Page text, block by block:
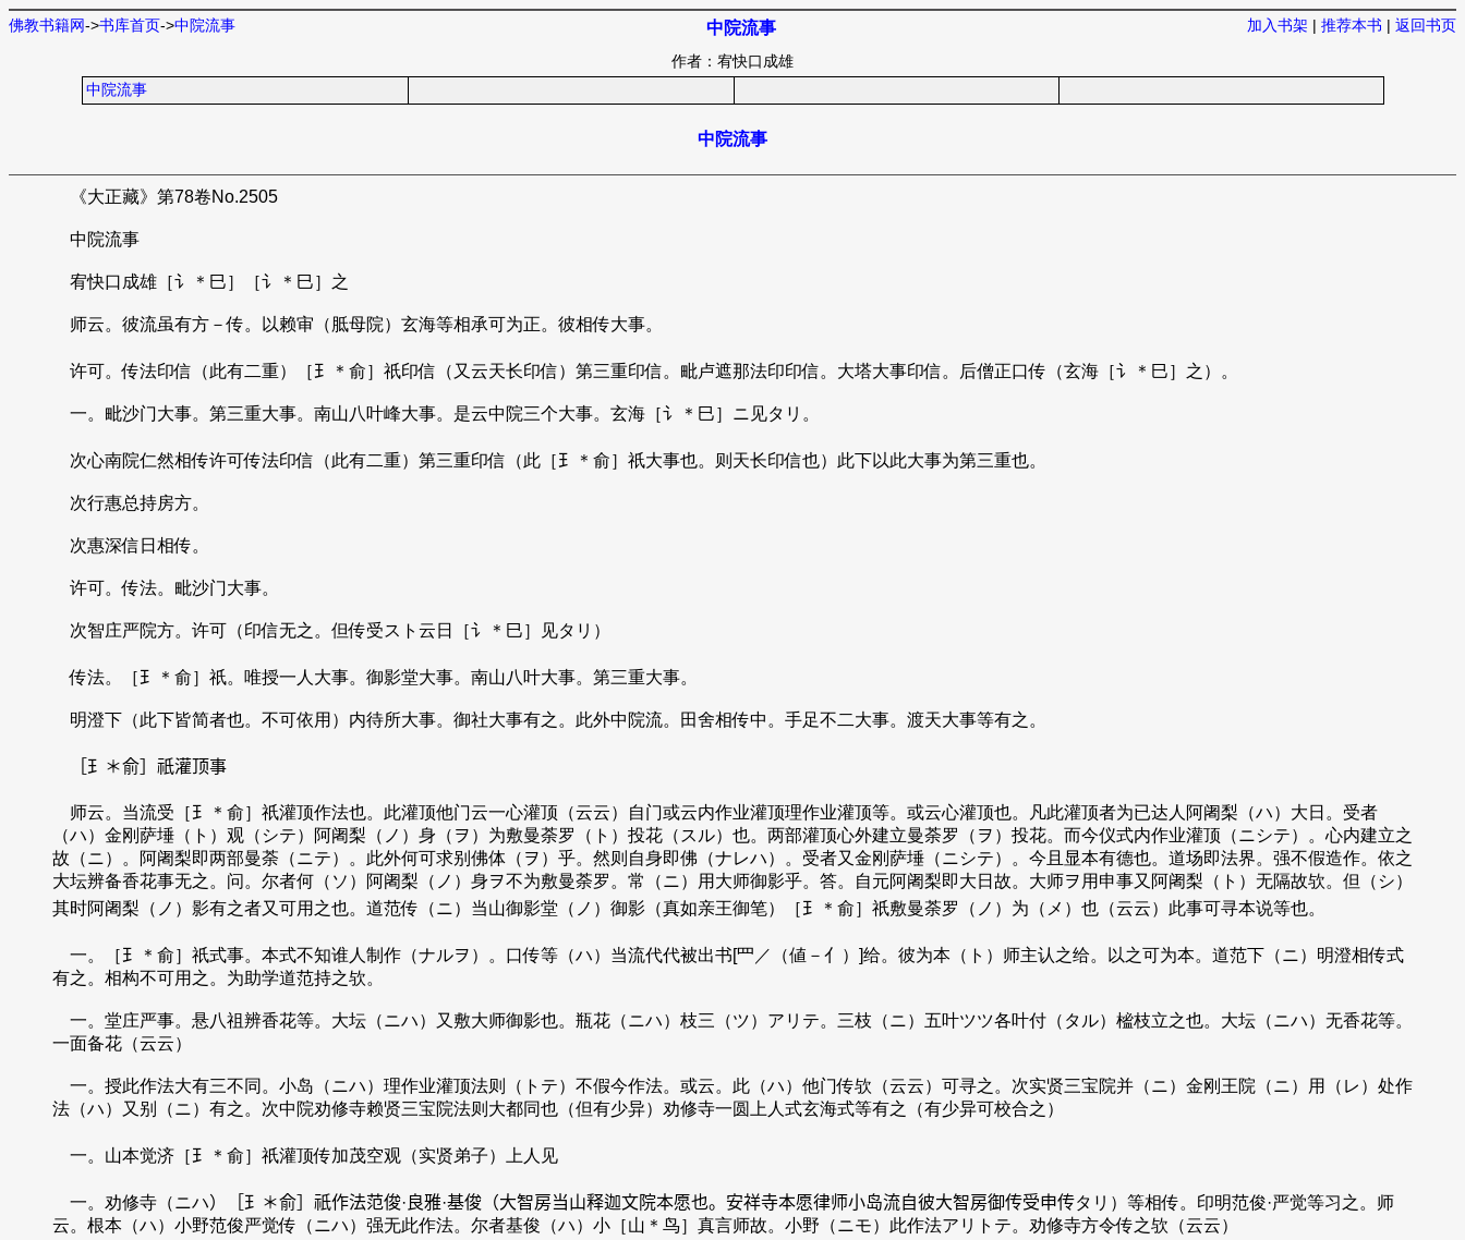
佛教书籍网->书库首页->中院流事 加入书架 | 推荐本书 | 返回书页
中院流事
作者：宥快口成雄
中院流事
中院流事
《大正藏》第78卷No.2505
中院流事
宥快口成雄［讠＊巳］［讠＊巳］之
师云。彼流虽有方－传。以赖审（胝母院）玄海等相承可为正。彼相传大事。
许可。传法印信（此有二重）［𤣩＊俞］祇印信（又云天长印信）第三重印信。毗卢遮那法印印信。大塔大事印信。后僧正口传（玄海［讠＊巳］之）。
一。毗沙门大事。第三重大事。南山八叶峰大事。是云中院三个大事。玄海［讠＊巳］ニ见タリ。
次心南院仁然相传许可传法印信（此有二重）第三重印信（此［𤣩＊俞］祇大事也。则天长印信也）此下以此大事为第三重也。
次行惠总持房方。
次惠深信日相传。
许可。传法。毗沙门大事。
次智庄严院方。许可（印信无之。但传受スト云日［讠＊巳］见タリ）
传法。［𤣩＊俞］祇。唯授一人大事。御影堂大事。南山八叶大事。第三重大事。
明澄下（此下皆简者也。不可依用）内待所大事。御社大事有之。此外中院流。田舍相传中。手足不二大事。渡天大事等有之。
［𤣩＊俞］祇灌顶事
师云。当流受［𤣩＊俞］祇灌顶作法也。此灌顶他门云一心灌顶（云云）自门或云内作业灌顶理作业灌顶等。或云心灌顶也。凡此灌顶者为已达人阿阇梨（ハ）大日。受者
（ハ）金刚萨埵（ト）观（シテ）阿阇梨（ノ）身（ヲ）为敷曼荼罗（ト）投花（スル）也。两部灌顶心外建立曼荼罗（ヲ）投花。而今仪式内作业灌顶（ニシテ）。心内建立之
故（ニ）。阿阇梨即两部曼荼（ニテ）。此外何可求别佛体（ヲ）乎。然则自身即佛（ナレハ）。受者又金刚萨埵（ニシテ）。今且显本有德也。道场即法界。强不假造作。依之
大坛辨备香花事无之。问。尔者何（ソ）阿阇梨（ノ）身ヲ不为敷曼荼罗。常（ニ）用大师御影乎。答。自元阿阇梨即大日故。大师ヲ用申事又阿阇梨（ト）无隔故欤。但（シ）
其时阿阇梨（ノ）影有之者又可用之也。道范传（ニ）当山御影堂（ノ）御影（真如亲王御笔）［𤣩＊俞］祇敷曼荼罗（ノ）为（メ）也（云云）此事可寻本说等也。
一。［𤣩＊俞］祇式事。本式不知谁人制作（ナルヲ）。口传等（ハ）当流代代被出书[罒／（値－亻）]给。彼为本（ト）师主认之给。以之可为本。道范下（ニ）明澄相传式
有之。相构不可用之。为助学道范持之欤。
一。堂庄严事。悬八祖辨香花等。大坛（ニハ）又敷大师御影也。瓶花（ニハ）枝三（ツ）アリテ。三枝（ニ）五叶ツツ各叶付（タル）榓枝立之也。大坛（ニハ）无香花等。
一面备花（云云）
一。授此作法大有三不同。小岛（ニハ）理作业灌顶法则（トテ）不假今作法。或云。此（ハ）他门传欤（云云）可寻之。次实贤三宝院并（ニ）金刚王院（ニ）用（レ）处作
法（ハ）又别（ニ）有之。次中院劝修寺赖贤三宝院法则大都同也（但有少异）劝修寺一圆上人式玄海式等有之（有少异可校合之）
一。山本觉济［𤣩＊俞］祇灌顶传加茂空观（实贤弟子）上人见
一。劝修寺（ニハ）［𤣩＊俞］祇作法范俊·良雅·基俊（大智房当山释迦文院本愿也。安祥寺本愿律师小岛流自彼大智房御传受申传タリ）等相传。印明范俊·严觉等习之。师
云。根本（ハ）小野范俊严觉传（ニハ）强无此作法。尔者基俊（ハ）小［山＊鸟］真言师故。小野（ニモ）此作法アリトテ。劝修寺方令传之欤（云云）